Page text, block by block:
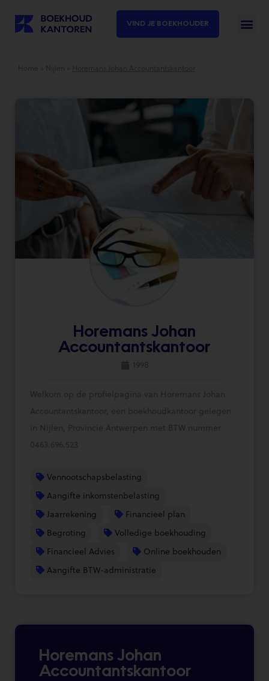
VIND JE BOEKHOUDER
Horemans Johan
Accountantskantoor
1998
Welkom op de profielpagina van Horemans Johan
Accountantskantoor, een boekhoudkantoor gelegen
in Nijlen, Provincie Antwerpen met BTW nummer
0463.696.523
Vennootschapsbelasting
Aangifte inkomstenbelasting
Jaarrekening
Financieel plan
Begroting
Volledige boekhouding
Financieel Advies
Online boekhouden
Aangifte BTW-administratie
Horemans Johan
Accountantskantoor